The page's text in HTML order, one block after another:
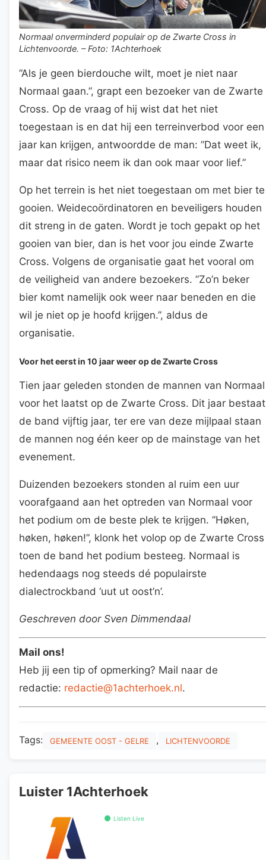
Normaal onverminderd populair op de Zwarte Cross in
Lichtenvoorde. – Foto: 1Achterhoek
”Als je geen bierdouche wilt, moet je niet naar
Normaal gaan.”, grapt een bezoeker van de Zwarte
Cross. Op de vraag of hij wist dat het niet
toegestaan is en dat hij een terreinverbod voor een
jaar kan krijgen, antwoordde de man: ”Dat weet ik,
maar dat risico neem ik dan ook maar voor lief.”
Op het terrein is het niet toegestaan om met bier te
gooien. Weidecoördinatoren en beveiligers houden
dit streng in de gaten. Wordt je toch gepakt op het
gooien van bier, dan is het voor jou einde Zwarte
Cross. Volgens de organisatie gaat het vooral om
de veiligheid van andere bezoekers. ”Zo’n beker
bier komt namelijk ook weer naar beneden en die
wil je niet op je hoofd krijgen.”, aldus de
organisatie.
Voor het eerst in 10 jaar weer op de Zwarte Cross
Tien jaar geleden stonden de mannen van Normaal
voor het laatst op de Zwarte Cross. Dit jaar bestaat
de band vijftig jaar, ter ere van deze mijlpaal staan
de mannen nog één keer op de mainstage van het
evenement.
Duizenden bezoekers stonden al ruim een uur
voorafgaand aan het optreden van Normaal voor
het podium om de beste plek te krijgen. ”Høken,
høken, høken!”, klonk het volop op de Zwarte Cross
toen de band het podium besteeg. Normaal is
hedendaags nog steeds dé populairste
dialectrockband ‘uut ut oost’n’.
Geschreven door Sven Dimmendaal
Mail ons!
Heb jij een tip of opmerking? Mail naar de
redactie: redactie@1achterhoek.nl.
Tags: GEMEENTE OOST - GELRE , LICHTENVOORDE
Luister 1Achterhoek
Listen Live